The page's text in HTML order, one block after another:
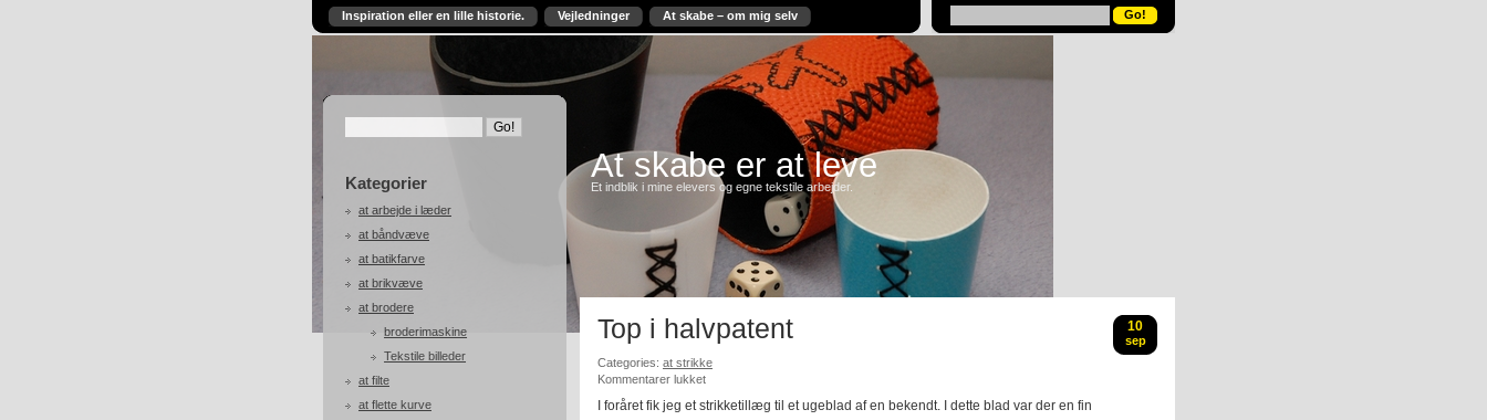
Inspiration eller en lille historie. Vejledninger At skabe – om mig selv
Kategorier
at arbejde i læder
at båndvæve
at batikfarve
at brikvæve
at brodere
broderimaskine
Tekstile billeder
at filte
at flette kurve
At skabe er at leve
Et indblik i mine elevers og egne tekstile arbejder.
Top i halvpatent 10
sep
Categories: at strikke
Kommentarer lukkettil
i
I foråret fik jeg et strikketillæg til et ugeblad af en bekendt. I dette blad var der en fin